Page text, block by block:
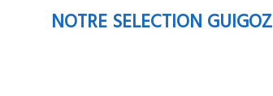
NOTRE SELECTION GUIGOZ